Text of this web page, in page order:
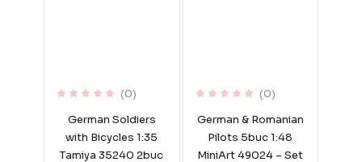
(0)
German Soldiers
with Bicycles 1:35
Tamiya 35240 2buc
(0)
German & Romanian
Pilots 5buc 1:48
MiniArt 49024 – Set